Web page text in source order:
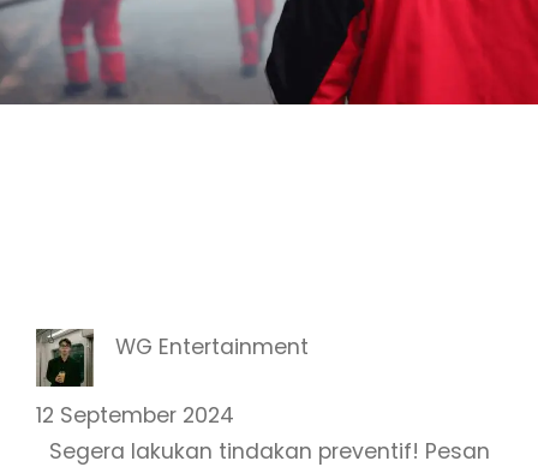
WG Entertainment
12 September 2024
Segera lakukan tindakan preventif! Pesan